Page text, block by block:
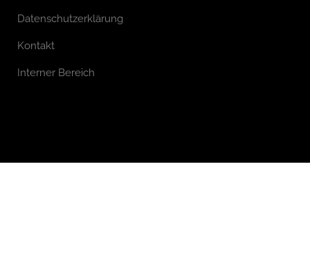
Datenschutzerklärung
Kontakt
Interner Bereich